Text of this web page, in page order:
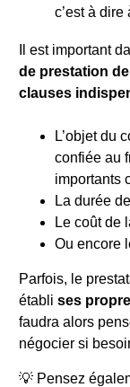
c’est à dire
Il est important
de prestation
clauses
L’objet du
confiée au
importants
La durée
Le coût de
Ou encore
Parfois, le
établi ses
faudra alors
négocier si
💡 Pensez